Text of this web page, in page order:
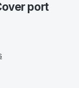
port